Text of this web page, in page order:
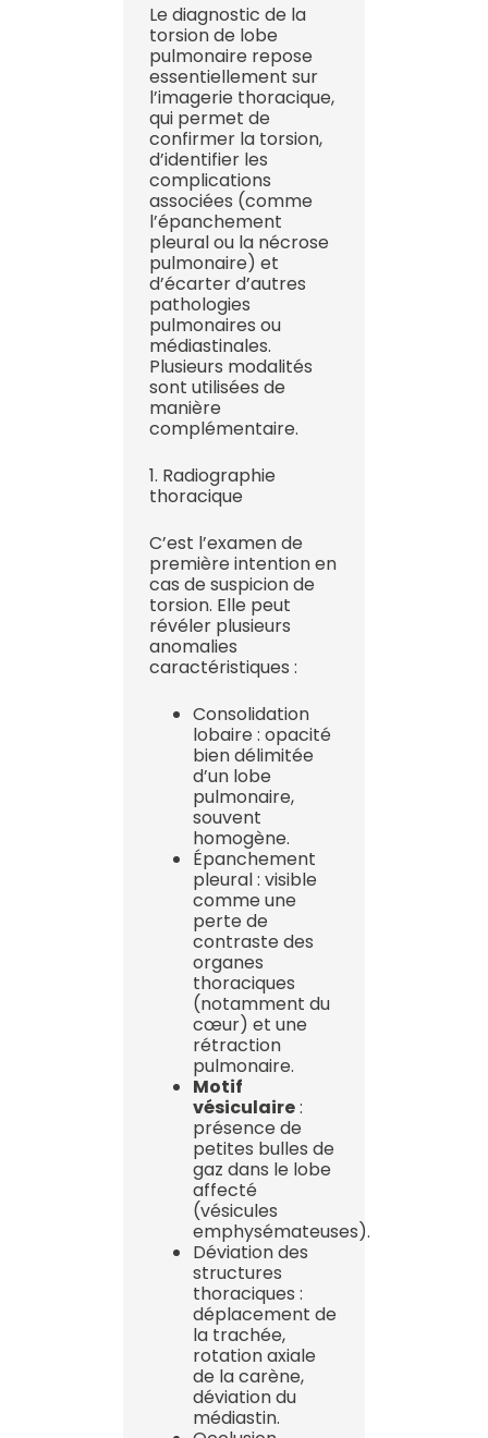
Le diagnostic de la
torsion de lobe
pulmonaire repose
essentiellement sur
l’imagerie thoracique,
qui permet de
confirmer la torsion,
d’identifier les
complications
associées (comme
l’épanchement
pleural ou la nécrose
pulmonaire) et
d’écarter d’autres
pathologies
pulmonaires ou
médiastinales.
Plusieurs modalités
sont utilisées de
manière
complémentaire.
1. Radiographie
thoracique
C’est l’examen de
première intention en
cas de suspicion de
torsion. Elle peut
révéler plusieurs
anomalies
caractéristiques :
Consolidation
lobaire : opacité
bien délimitée
d’un lobe
pulmonaire,
souvent
homogène.
Épanchement
pleural : visible
comme une
perte de
contraste des
organes
thoraciques
(notamment du
cœur) et une
rétraction
pulmonaire.
Motif
vésiculaire:
présence de
petites bulles de
gaz dans le lobe
affecté
(vésicules
emphysémateuses).
Déviation des
structures
thoraciques :
déplacement de
la trachée,
rotation axiale
de la carène,
déviation du
médiastin.